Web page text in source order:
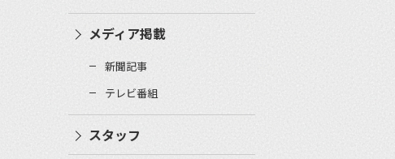
メディア掲載
新聞記事
テレビ番組
スタッフ